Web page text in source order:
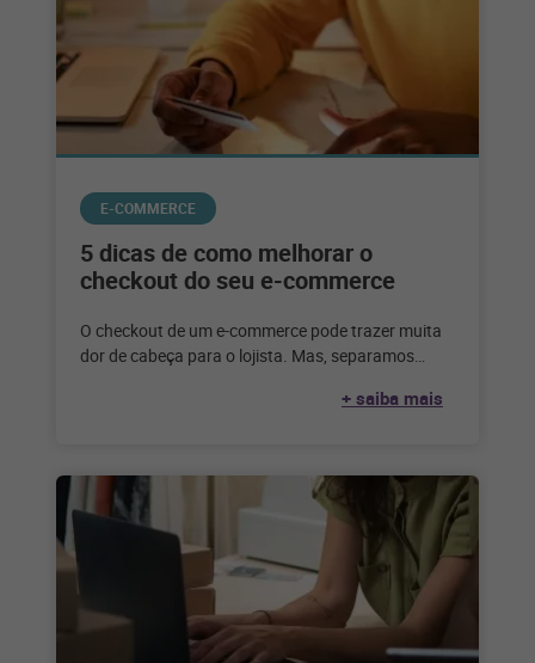
E-COMMERCE
5 dicas de como melhorar o
checkout do seu e-commerce
O checkout de um e-commerce pode trazer muita
dor de cabeça para o lojista. Mas, separamos
+ saiba mais